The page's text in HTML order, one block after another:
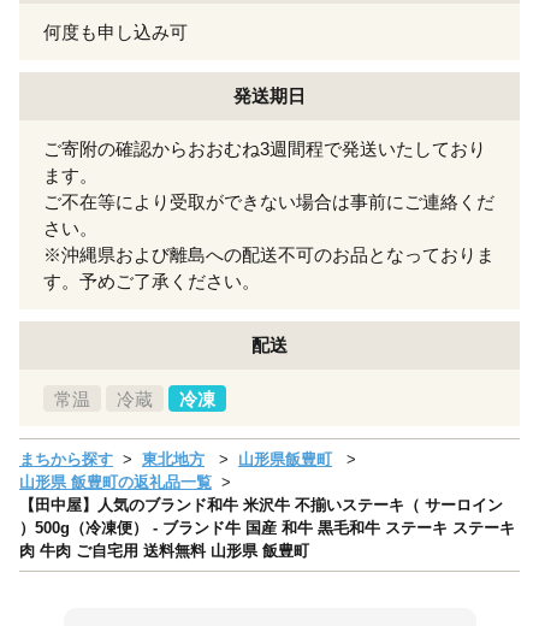
何度も申し込み可
発送期日
ご寄附の確認からおおむね3週間程で発送いたしており
ます。
ご不在等により受取ができない場合は事前にご連絡くだ
さい。
※沖縄県および離島への配送不可のお品となっておりま
す。予めご了承ください。
配送
常温 冷蔵 冷凍
まちから探す 東北地方
山形県飯豊町
山形県 飯豊町の返礼品一覧
【田中屋】人気のブランド和牛 米沢牛 不揃いステーキ（ サーロイン
）500g（冷凍便） - ブランド牛 国産 和牛 黒毛和牛 ステーキ ステーキ
肉 牛肉 ご自宅用 送料無料 山形県 飯豊町